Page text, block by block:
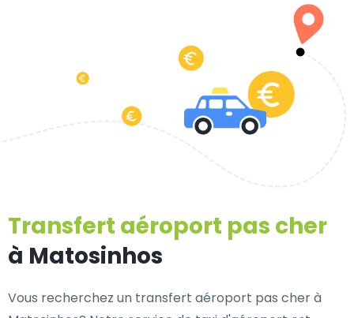
Transfert aéroport pas cher
à Matosinhos
Vous recherchez un transfert aéroport pas cher à